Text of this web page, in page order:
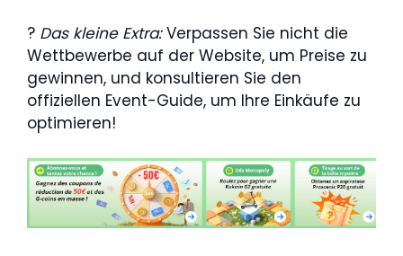
? Das kleine Extra:Verpassen Sie nicht die
Wettbewerbe auf der Website, um Preise zu
gewinnen, und konsultieren Sie den
offiziellen Event-Guide, um Ihre Einkäufe zu
optimieren!